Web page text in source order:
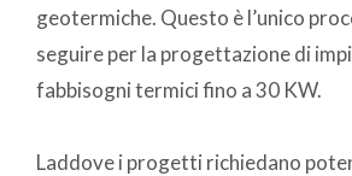
geotermiche. Questo è l’unico
seguire per la progettazione di
fabbisogni termici fino a 30 KW.
Laddove i progetti richiedano